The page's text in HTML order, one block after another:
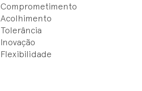
Comprometimento
Acolhimento
Tolerância
Inovação
Flexibilidade